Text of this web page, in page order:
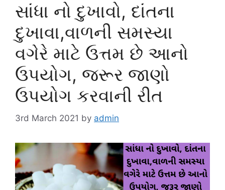
સાંધા નો દુખાવો, દાંતના
દુખાવા,વાળની સમસ્યા
વગેરે માટે ઉત્તમ છે આનો
ઉપયોગ, જરૂર જાણો
ઉપયોગ કરવાની રીત
3rd March 2021 by admin